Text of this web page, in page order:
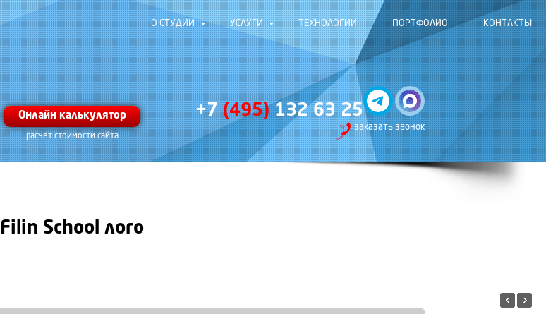
О СТУДИИ УСЛУГИ ТЕХНОЛОГИИ ПОРТФОЛИО КОНТАКТЫ
Онлайн калькулятор
расчет стоимости сайта
+7(495)132 63 25
заказать звонок
Filin School лого